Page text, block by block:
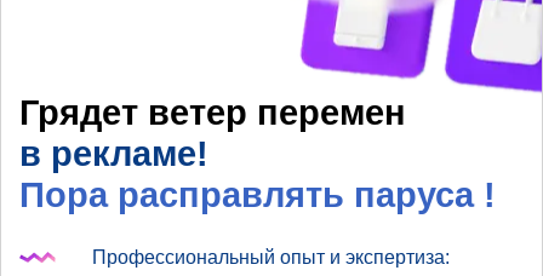
Грядет ветер перемен
в рекламе!
Пора расправлять паруса !
Профессиональный опыт и экспертиза: